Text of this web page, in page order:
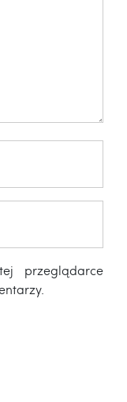
przeglądarce